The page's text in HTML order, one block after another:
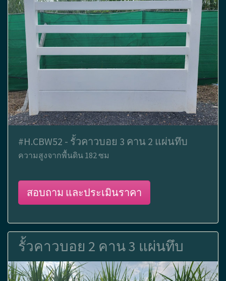
#H.CBW52 - รั้วคาวบอย 3 คาน 2 แผ่นทึบ
ความสูงจากพื้นดิน 182 ซม
สอบถาม และประเมินราคา
รั้วคาวบอย 2 คาน 3 แผ่นทึบ